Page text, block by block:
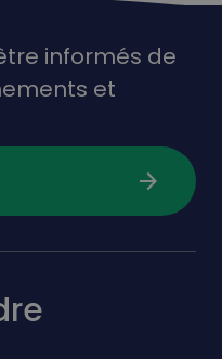
informés de
et
arrow_forward